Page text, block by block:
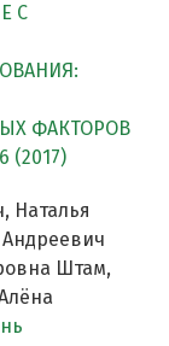
С
ФАКТОРОВ
(2017)
Наталья
Штам,